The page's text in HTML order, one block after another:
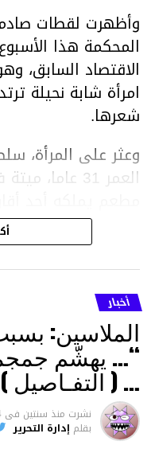
وأظهرت لقطات
المحكمة هذا
الاقتصاد السابق،
امرأة شابة نحيلة
شعرها.
وعثر على المرأة،
العمر 31
ووفقا لتقرير
متأثرة بصدمة في
أنفها مكسورة
وجهها ورأسها
والقتل باستخدام
السجن لمدة تصل إلى 20 عاما.
الأخبار
أخبار
الملاسين:
“… يهشّم
… ( التفـاصيل )
نشرت منذ سنتين فى
بقلم إدارة التحرير